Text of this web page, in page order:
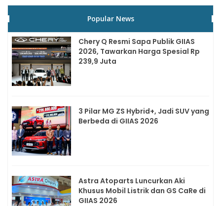
Popular News
Chery Q Resmi Sapa Publik GIIAS
2026, Tawarkan Harga Spesial Rp
239,9 Juta
3 Pilar MG ZS Hybrid+, Jadi SUV yang
Berbeda di GIIAS 2026
Astra Atoparts Luncurkan Aki
Khusus Mobil Listrik dan GS CaRe di
GIIAS 2026